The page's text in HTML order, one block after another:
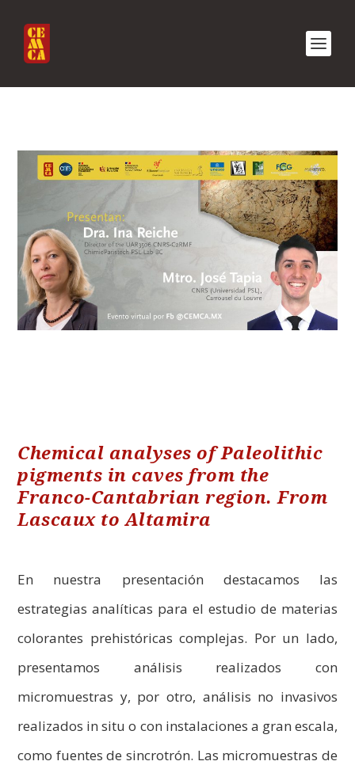
Chemical analyses of Paleolithic
pigments in caves from the
Franco-Cantabrian region. From
Lascaux to Altamira
En nuestra presentación destacamos las
estrategias analíticas para el estudio de materias
colorantes prehistóricas complejas. Por un lado,
presentamos análisis realizados con
micromuestras y, por otro, análisis no invasivos
realizados in situ o con instalaciones a gran escala,
como fuentes de sincrotrón. Las micromuestras de